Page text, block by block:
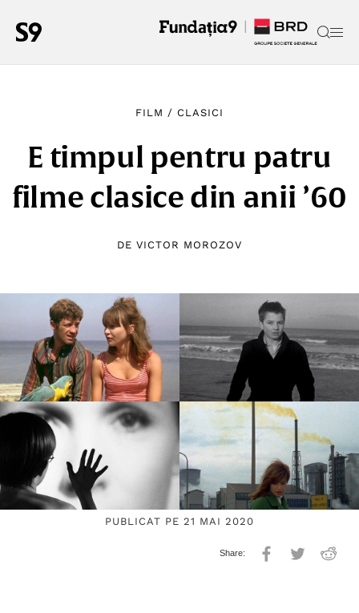
FILM / CLASICI
E timpul pentru patru
filme clasice din anii ’60
DE VICTOR MOROZOV
PUBLICAT PE 21 MAI 2020